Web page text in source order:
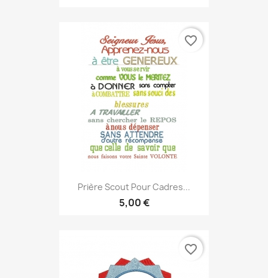
Prière Scout Pour Cadres...
5,00 €
favorite_border
favorite_border